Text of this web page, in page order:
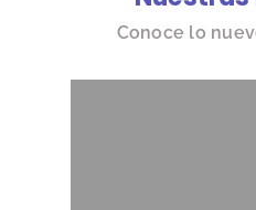
Conoce lo